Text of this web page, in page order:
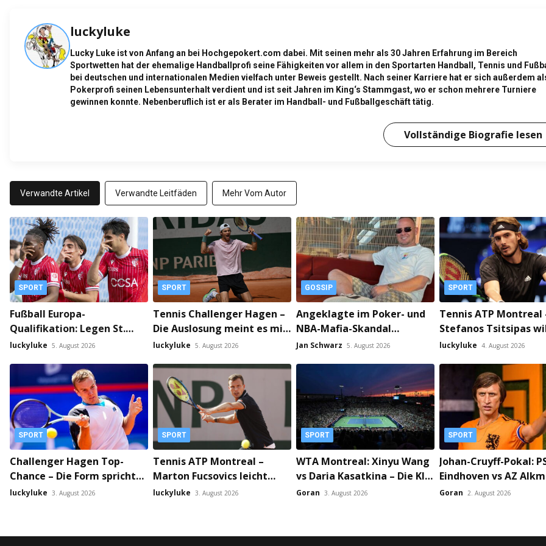
luckyluke
Lucky Luke ist von Anfang an bei Hochgepokert.com dabei. Mit seinen mehr als 30 Jahren Erfahrung im Bereich
Sportwetten hat der ehemalige Handballprofi seine Fähigkeiten vor allem in den Sportarten Handball, Tennis und
bei deutschen und internationalen Medien vielfach unter Beweis gestellt. Nach seiner Karriere hat er sich außerdem
Pokerprofi seinen Lebensunterhalt verdient und ist seit Jahren im King‘s Stammgast, wo er schon mehrere Turniere
gewinnen konnte. Nebenberuflich ist er als Berater im Handball- und Fußballgeschäft tätig.
Vollständige Biografie lesen
Verwandte Artikel Verwandte Leitfäden Mehr Vom Autor
SPORT
Fußball Europa-
Qualifikation: Legen St.
Gallen und FC Sion bereits
fürs Weiterkommen?
luckyluke 5. August 2026
SPORT
Tennis Challenger Hagen –
Die Auslosung meint es mit
Henry Squire gut!
luckyluke 5. August 2026
GOSSIP
Angeklagte im Poker- und
NBA-Mafia-Skandal
plädieren auf schuldig!
Jan Schwarz 5. August 2026
SPORT
Tennis ATP Montreal
Stefanos Tsitsipas
Martin Damm
luckyluke 4. August 2026
SPORT
Challenger Hagen Top-
Chance – Die Form spricht
klar für Vitaliy Sachko
luckyluke 3. August 2026
SPORT
Tennis ATP Montreal –
Marton Fucsovics leicht
gegen Corentin Moutet
luckyluke 3. August 2026
SPORT
WTA Montreal: Xinyu Wang
vs Daria Kasatkina – Die KI-
Prognose von ChatGPT!
Goran 3. August 2026
SPORT
Johan-Cruyff-Pokal:
Eindhoven vs AZ
Wer holt den ersten
Goran 2. August 2026